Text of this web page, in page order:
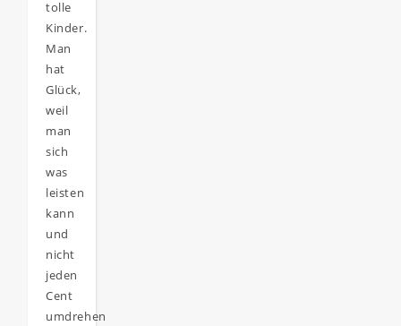
tolle
Kinder.
Man
hat
Glück,
weil
man
sich
was
leisten
kann
und
nicht
jeden
Cent
umdrehen